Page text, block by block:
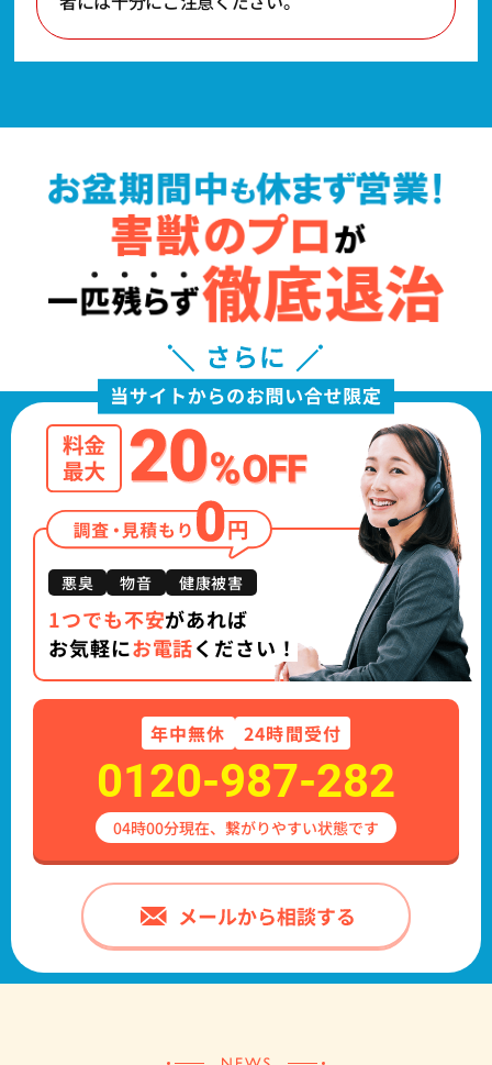
悪臭 物音 健康被害
1つでも不安があれば
お気軽にお電話ください！
年中無休 24時間受付
0120-987-282
04時00分現在、繋がりやすい状態です